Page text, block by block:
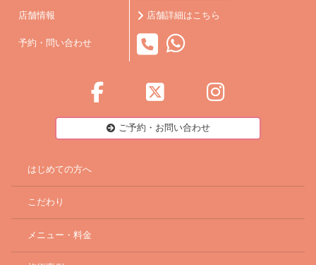
店舗情報 店舗詳細はこちら
予約・問い合わせ
ご予約・お問い合わせ
はじめての方へ
こだわり
メニュー・料金